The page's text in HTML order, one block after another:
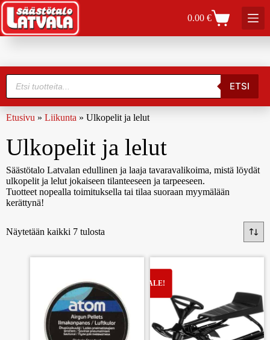
0.00€
ETSI
Etusivu » Liikunta » Ulkopelit ja lelut
Ulkopelit ja lelut
Säästötalo Latvalan edullinen ja laaja tavaravalikoima, mistä löydät
ulkopelit ja lelut jokaiseen tilanteeseen ja tarpeeseen.
Tuotteet nopealla toimituksella tai tilaa suoraan myymälään
kerättynä!
Näytetään kaikki 7 tulosta